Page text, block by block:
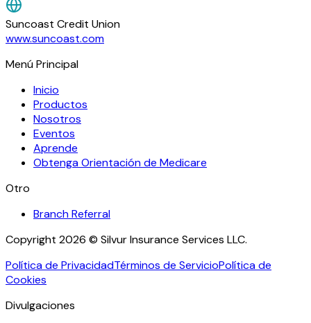
Suncoast Credit Union
www.suncoast.com
Menú Principal
Inicio
Productos
Nosotros
Eventos
Aprende
Obtenga Orientación de Medicare
Otro
Branch Referral
Copyright 2026 © Silvur Insurance Services LLC.
Política de PrivacidadTérminos de ServicioPolítica de
Cookies
Divulgaciones